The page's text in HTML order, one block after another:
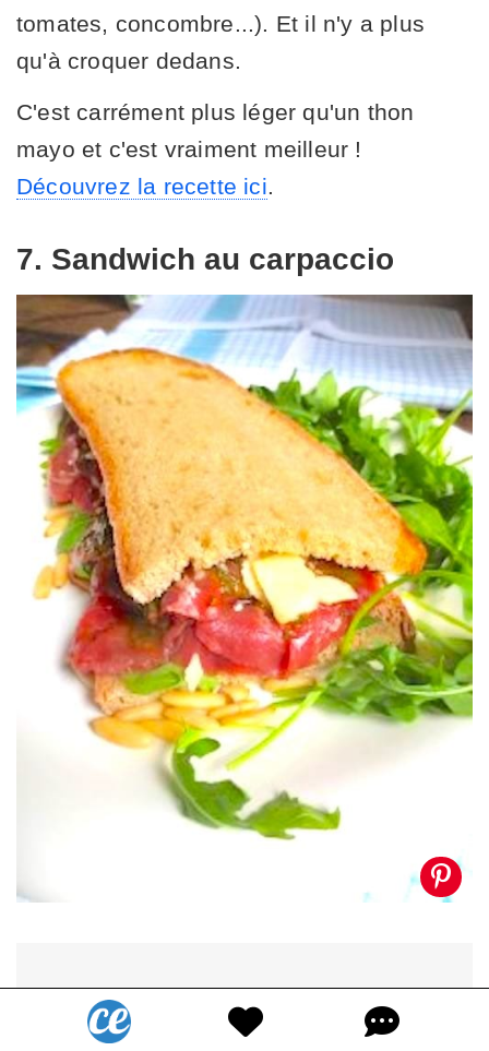
tomates, concombre...). Et il n'y a plus
qu'à croquer dedans.
C'est carrément plus léger qu'un thon
mayo et c'est vraiment meilleur !
Découvrez la recette ici.
7. Sandwich au carpaccio